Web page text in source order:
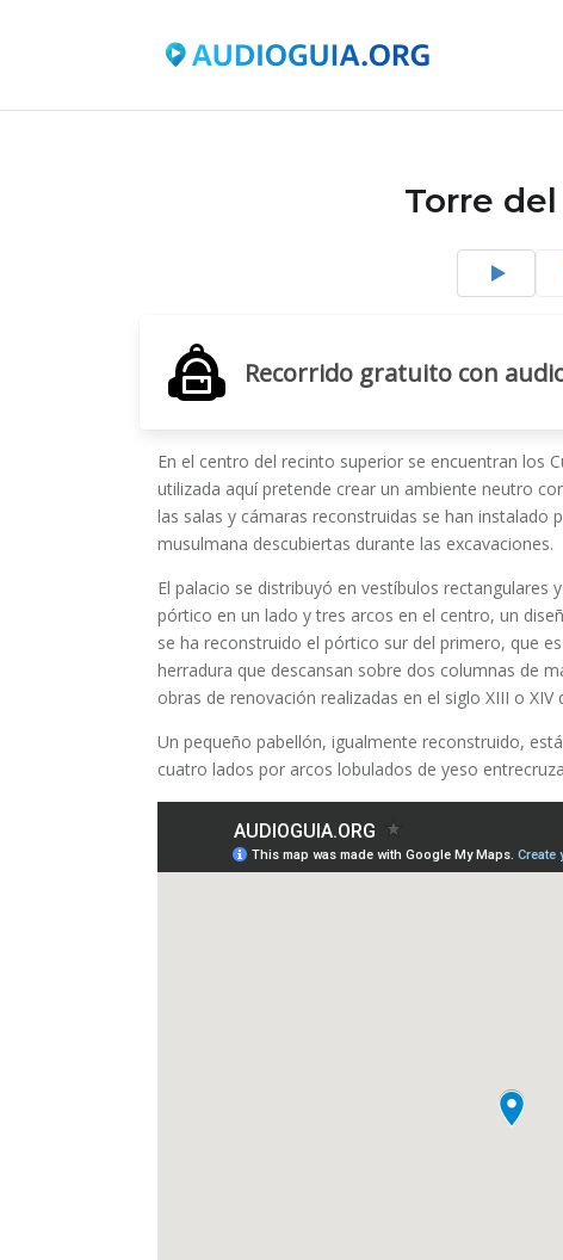
Torre
Recorrido gratuito con
En el centro del recinto superior se encuentran los
utilizada aquí pretende crear un ambiente neutro
las salas y cámaras reconstruidas se han instalado
musulmana descubiertas durante las excavaciones.
El palacio se distribuyó en vestíbulos
pórtico en un lado y tres arcos en el centro, un
se ha reconstruido el pórtico sur del primero, que
herradura que descansan sobre dos columnas de
obras de renovación realizadas en el siglo XIII o XIV
Un pequeño pabellón, igualmente reconstruido,
cuatro lados por arcos lobulados de yeso